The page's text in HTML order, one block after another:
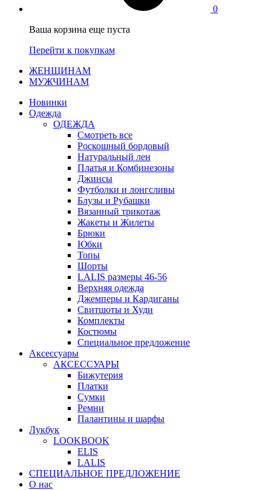
0
Ваша корзина еще пуста
Перейти к покупкам
ЖЕНЩИНАМ
МУЖЧИНАМ
Новинки
Одежда
ОДЕЖДА
Смотреть все
Роскошный бордовый
Натуральный лен
Платья и Комбинезоны
Джинсы
Футболки и лонгсливы
Блузы и Рубашки
Вязанный трикотаж
Жакеты и Жилеты
Брюки
Юбки
Топы
Шорты
LALIS размеры 46-56
Верхняя одежда
Джемперы и Кардиганы
Свитшоты и Худи
Комплекты
Костюмы
Специальное предложение
Аксессуары
АКСЕССУАРЫ
Бижутерия
Платки
Сумки
Ремни
Палантины и шарфы
Лукбук
LOOKBOOK
ELIS
LALIS
СПЕЦИАЛЬНОЕ ПРЕДЛОЖЕНИЕ
О нас